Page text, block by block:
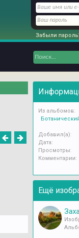
Из альбомов:
Добавил(а):
Дата:
Просмотры:
Комментарии:
Ещё
Забыли